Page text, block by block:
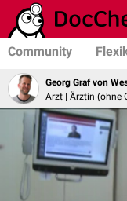
Community
Georg Graf von
Arzt | Ärztin (ohne